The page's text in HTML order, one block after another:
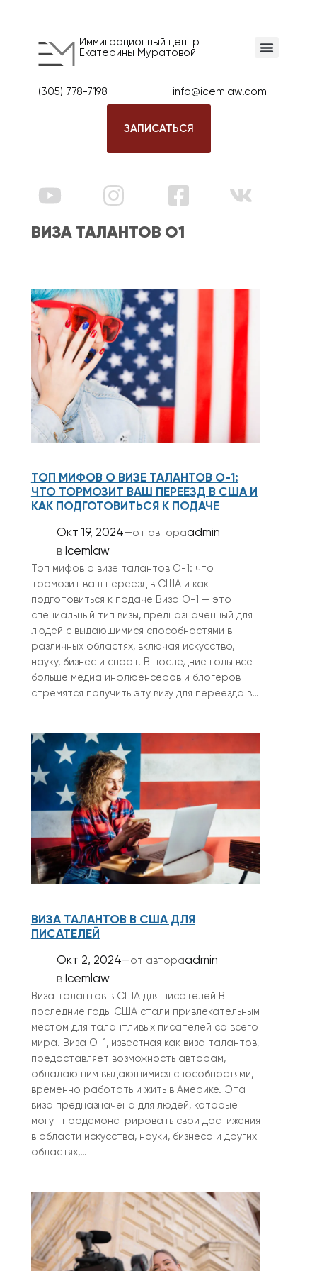
Иммиграционный центр
Екатерины Муратовой
(305) 778-7198 info@icemlaw.com
ЗАПИСАТЬСЯ
ВИЗА ТАЛАНТОВ О1
ТОП МИФОВ О ВИЗЕ ТАЛАНТОВ О-1:
ЧТО ТОРМОЗИТ ВАШ ПЕРЕЕЗД В США И
КАК ПОДГОТОВИТЬСЯ К ПОДАЧЕ
Окт 19, 2024—от автораadmin
в Icemlaw
Топ мифов о визе талантов О-1: что
тормозит ваш переезд в США и как
подготовиться к подаче Виза О-1 — это
специальный тип визы, предназначенный для
людей с выдающимися способностями в
различных областях, включая искусство,
науку, бизнес и спорт. В последние годы все
больше медиа инфлюенсеров и блогеров
стремятся получить эту визу для переезда в…
ВИЗА ТАЛАНТОВ В США ДЛЯ
ПИСАТЕЛЕЙ
Окт 2, 2024—от автораadmin
в Icemlaw
Виза талантов в США для писателей В
последние годы США стали привлекательным
местом для талантливых писателей со всего
мира. Виза O-1, известная как виза талантов,
предоставляет возможность авторам,
обладающим выдающимися способностями,
временно работать и жить в Америке. Эта
виза предназначена для людей, которые
могут продемонстрировать свои достижения
в области искусства, науки, бизнеса и других
областях,…